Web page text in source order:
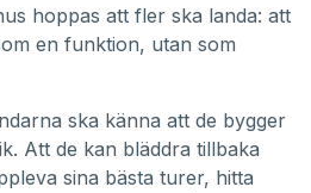
hoppas att fler ska landa: att
en funktion, utan som
ska känna att de bygger
Att de kan bläddra tillbaka
sina bästa turer, hitta